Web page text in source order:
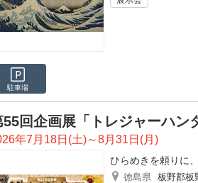
駐車場
55回企画展「トレジャーハン
年7月18日(土)～8月31日(月)
ひらめきを頼りに
徳島県 板野郡板